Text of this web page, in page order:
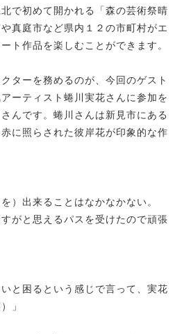
で初めて開かれる「森の芸術祭晴
真庭市など県内１２の市町村がエ
ト作品を楽しむことができます。
ターを務めるのが、今回のゲスト
ーティスト蜷川実花さんに参加を
んです。蜷川さんは新見市にある
に照らされた彼岸花が印象的な作
）出来ることはなかなかない。
すがと思えるパスを受けたので頑張
いと困るという感じで言って、実花
」